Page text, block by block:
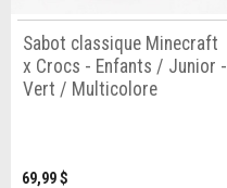
Sabot classique Minecraft
x Crocs - Enfants / Junior -
Vert / Multicolore
69,99 $